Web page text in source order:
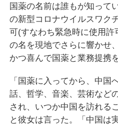
国薬の名前は誰もが知って
の新型コロナウイルスワク
可(すなわち緊急時に使用
の名を現地でさらに響かせ
かつ喜んで国薬と業務提携
「国薬に入ってから、中国
話、哲学、音楽、芸術など
され、いつか中国を訪れる
と彼女は言った。「中国は